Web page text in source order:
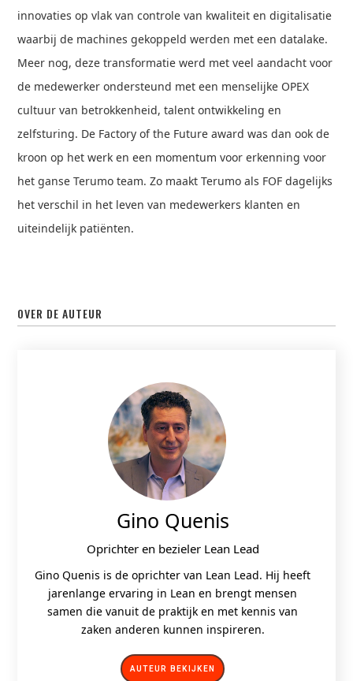
innovaties op vlak van controle van kwaliteit en digitalisatie
waarbij de machines gekoppeld werden met een datalake.
Meer nog, deze transformatie werd met veel aandacht voor
de medewerker ondersteund met een menselijke OPEX
cultuur van betrokkenheid, talent ontwikkeling en
zelfsturing. De Factory of the Future award was dan ook de
kroon op het werk en een momentum voor erkenning voor
het ganse Terumo team. Zo maakt Terumo als FOF dagelijks
het verschil in het leven van medewerkers klanten en
uiteindelijk patiënten.
OVER DE AUTEUR
Gino Quenis
Oprichter en bezieler Lean Lead
Gino Quenis is de oprichter van Lean Lead. Hij heeft
jarenlange ervaring in Lean en brengt mensen
samen die vanuit de praktijk en met kennis van
zaken anderen kunnen inspireren.
AUTEUR BEKIJKEN